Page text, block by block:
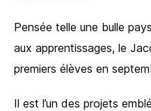
Pensée telle une bulle
aux apprentissages, le
premiers élèves en
Il est l’un des projets